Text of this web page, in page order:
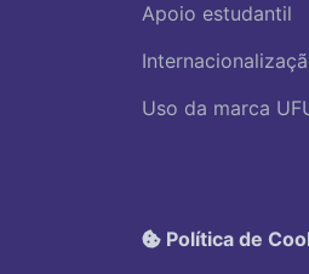
Apoio estudantil
Uso da marca
Política de